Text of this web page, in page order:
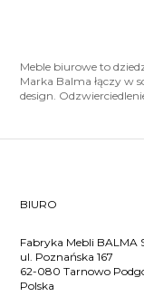
Meble biurowe to
Marka Balma łączy w
design.
BIURO
Fabryka Mebli BALMA
ul. Poznańska 167
62-080 Tarnowo
Polska